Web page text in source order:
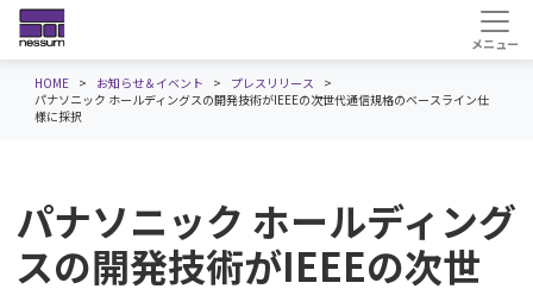
HOME お知らせ＆イベント
プレスリリース
パナソニック ホールディングスの開発技術がIEEEの次世代通信規格のベースライン仕
様に採択
パナソニック ホールディング
スの開発技術がIEEEの次世